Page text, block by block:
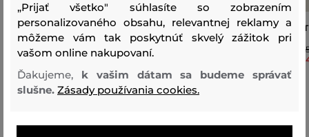
MIKINA GANT SHIELD CREW NECK
SWEATSHIRT
52,40 €
Dostupné veľkosti:
170/176
MIKINA GANT FRILL SS
Dostupné veľkosti:
98/104
„Prijať všetko" súhlasíte so zobrazením
personalizovaného obsahu, relevantnej reklamy a
môžeme vám tak poskytnúť skvelý zážitok pri
vašom online nakupovaní.
Ďakujeme, k vašim dátam sa budeme správať
slušne. Zásady používania cookies.